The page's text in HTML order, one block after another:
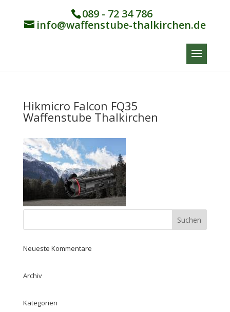
089 - 72 34 786
info@waffenstube-thalkirchen.de
Hikmicro Falcon FQ35
Waffenstube Thalkirchen
Neueste Kommentare
Archiv
Kategorien